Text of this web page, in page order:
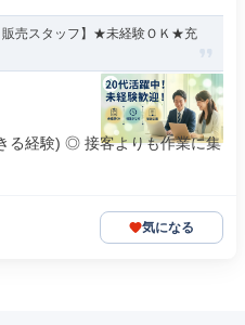
販売スタッフ】★未経験ＯＫ★充
る経験) ◎ 接客よりも作業に集
気になる